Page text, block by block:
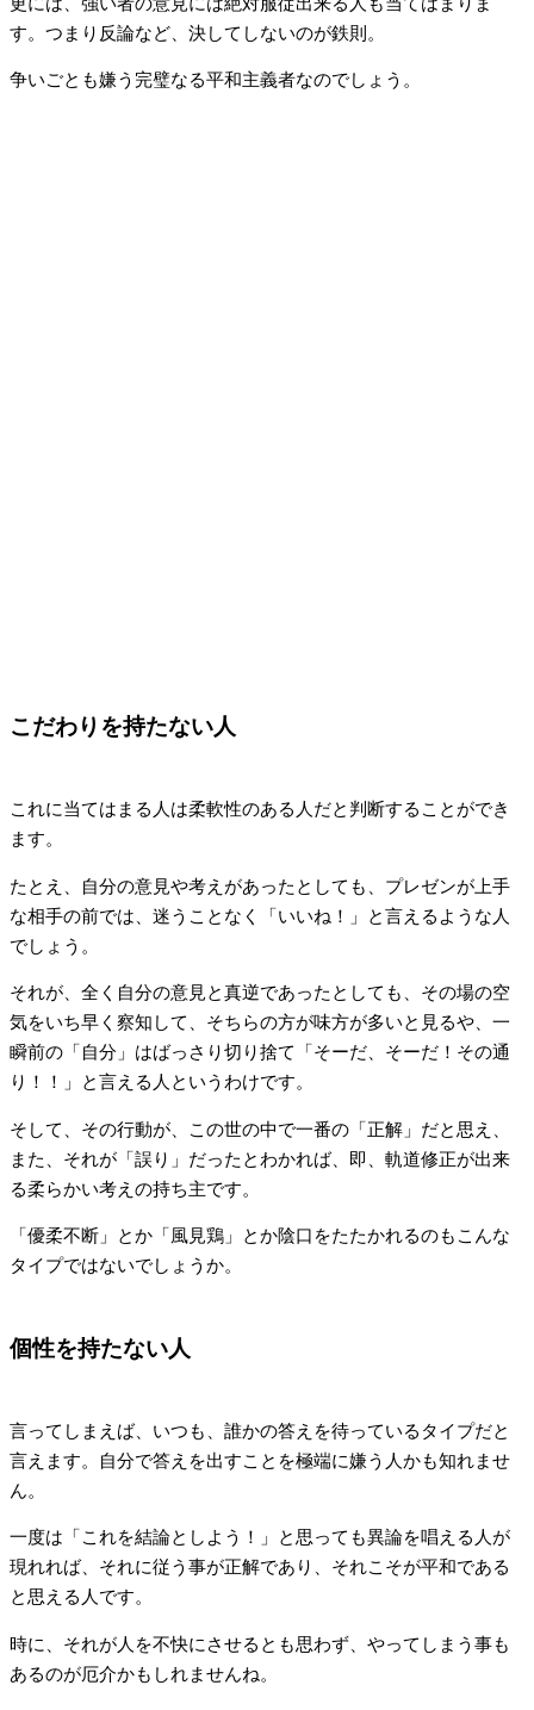
す。つまり反論など、決してしないのが鉄則。
争いごとも嫌う完璧なる平和主義者なのでしょう。
こだわりを持たない人
これに当てはまる人は柔軟性のある人だと判断することができ
ます。
たとえ、自分の意見や考えがあったとしても、プレゼンが上手
な相手の前では、迷うことなく「いいね！」と言えるような人
でしょう。
それが、全く自分の意見と真逆であったとしても、その場の空
気をいち早く察知して、そちらの方が味方が多いと見るや、一
瞬前の「自分」はばっさり切り捨て「そーだ、そーだ！その通
り！！」と言える人というわけです。
そして、その行動が、この世の中で一番の「正解」だと思え、
また、それが「誤り」だったとわかれば、即、軌道修正が出来
る柔らかい考えの持ち主です。
「優柔不断」とか「風見鶏」とか陰口をたたかれるのもこんな
タイプではないでしょうか。
個性を持たない人
言ってしまえば、いつも、誰かの答えを待っているタイプだと
言えます。自分で答えを出すことを極端に嫌う人かも知れませ
ん。
一度は「これを結論としよう！」と思っても異論を唱える人が
現れれば、それに従う事が正解であり、それこそが平和である
と思える人です。
時に、それが人を不快にさせるとも思わず、やってしまう事も
あるのが厄介かもしれませんね。